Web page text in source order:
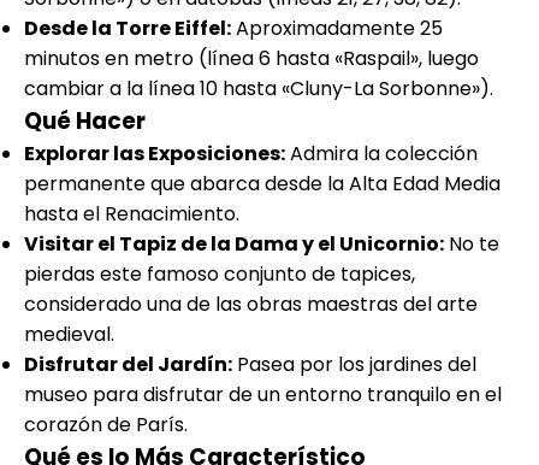
Desde la Torre Eiffel:Aproximadamente 25
minutos en metro (línea 6 hasta «Raspail», luego
cambiar a la línea 10 hasta «Cluny-La Sorbonne»).
Qué Hacer
Explorar las Exposiciones:Admira la colección
permanente que abarca desde la Alta Edad Media
hasta el Renacimiento.
Visitar el Tapiz de la Dama y el Unicornio: No te
pierdas este famoso conjunto de tapices,
considerado una de las obras maestras del arte
medieval.
Disfrutar del Jardín: Pasea por los jardines del
museo para disfrutar de un entorno tranquilo en el
corazón de París.
Qué es lo Más Característico